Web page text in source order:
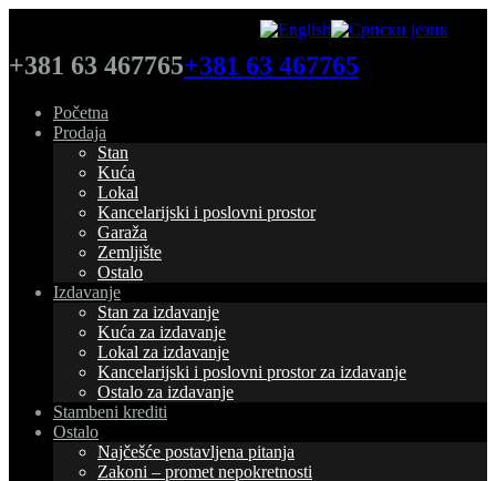
+381 63 467765+381 63 467765
Početna
Prodaja
Stan
Kuća
Lokal
Kancelarijski i poslovni prostor
Garaža
Zemljište
Ostalo
Izdavanje
Stan za izdavanje
Kuća za izdavanje
Lokal za izdavanje
Kancelarijski i poslovni prostor za izdavanje
Ostalo za izdavanje
Stambeni krediti
Ostalo
Najčešće postavljena pitanja
Zakoni – promet nepokretnosti